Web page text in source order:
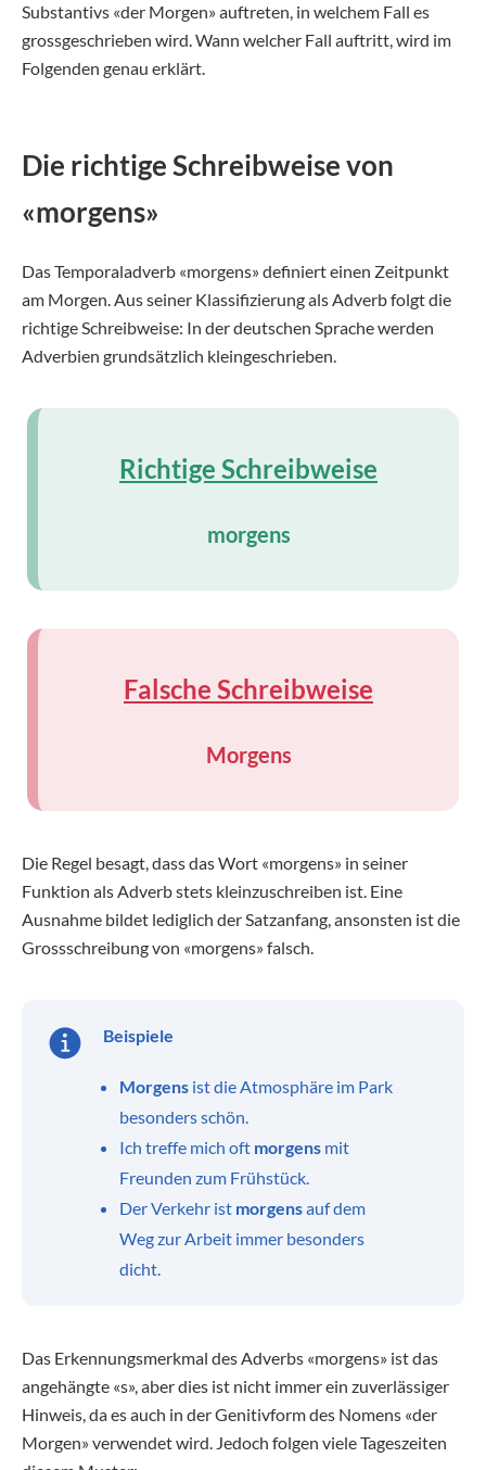
Substantivs «der Morgen» auftreten, in welchem Fall es
grossgeschrieben wird. Wann welcher Fall auftritt, wird im
Folgenden genau erklärt.
Die richtige Schreibweise von
«morgens»
Das Temporaladverb «morgens» definiert einen Zeitpunkt
am Morgen. Aus seiner Klassifizierung als Adverb folgt die
richtige Schreibweise: In der deutschen Sprache werden
Adverbien grundsätzlich kleingeschrieben.
Richtige Schreibweise
morgens
Falsche Schreibweise
Morgens
Die Regel besagt, dass das Wort «morgens» in seiner
Funktion als Adverb stets kleinzuschreiben ist. Eine
Ausnahme bildet lediglich der Satzanfang, ansonsten ist die
Grossschreibung von «morgens» falsch.
Beispiele
Morgens ist die Atmosphäre im Park
besonders schön.
Ich treffe mich oft morgens mit
Freunden zum Frühstück.
Der Verkehr ist morgensauf dem
Weg zur Arbeit immer besonders
dicht.
Das Erkennungsmerkmal des Adverbs «morgens» ist das
angehängte «s», aber dies ist nicht immer ein zuverlässiger
Hinweis, da es auch in der Genitivform des Nomens «der
Morgen» verwendet wird. Jedoch folgen viele Tageszeiten